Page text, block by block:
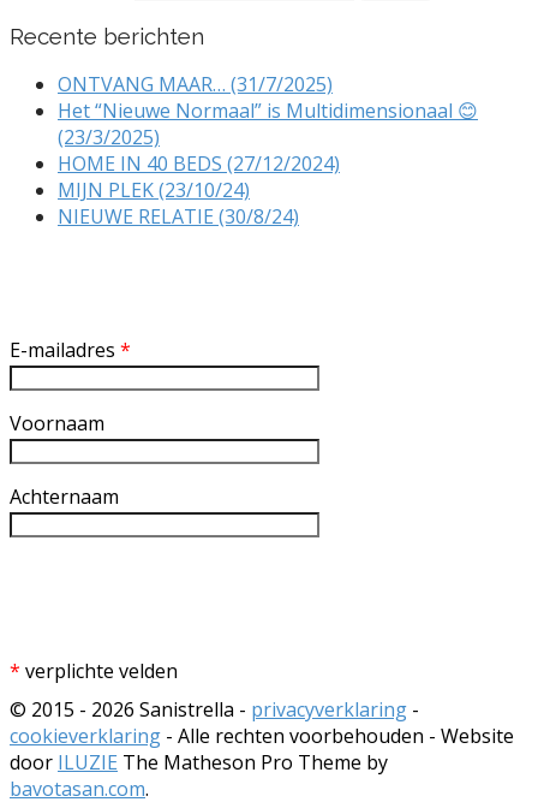
Recente berichten
ONTVANG MAAR… (31/7/2025)
Het “Nieuwe Normaal” is Multidimensionaal 😊
(23/3/2025)
HOME IN 40 BEDS (27/12/2024)
MIJN PLEK (23/10/24)
NIEUWE RELATIE (30/8/24)
E-mailadres *
Voornaam
Achternaam
* verplichte velden
© 2015 - 2026 Sanistrella - privacyverklaring -
cookieverklaring - Alle rechten voorbehouden - Website
door ILUZIE The Matheson Pro Theme by
bavotasan.com.